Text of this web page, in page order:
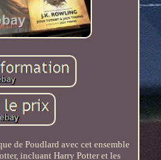
de Poudlard avec cet ensemble
incluant Harry Potter et les